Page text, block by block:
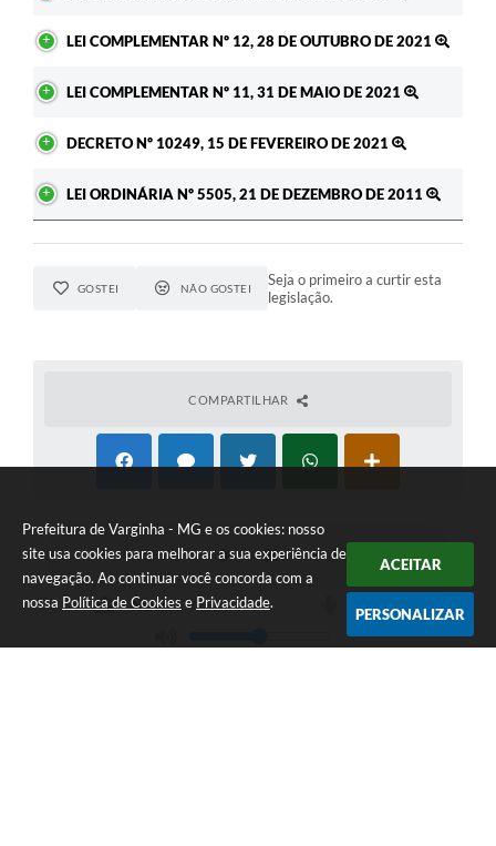
Prefeitura de Varginha - MG e os cookies: nosso
site usa cookies para melhorar a sua experiência de
navegação. Ao continuar você concorda com a
nossa Política de Cookies e Privacidade.
ACEITAR
PERSONALIZAR
LEI COMPLEMENTAR Nº 12, 28 DE OUTUBRO DE 2021
LEI COMPLEMENTAR Nº 11, 31 DE MAIO DE 2021
DECRETO Nº 10249, 15 DE FEVEREIRO DE 2021
LEI ORDINÁRIA Nº 5505, 21 DE DEZEMBRO DE 2011
GOSTEI NÃO GOSTEI
Seja o primeiro a curtir esta
legislação.
COMPARTILHAR